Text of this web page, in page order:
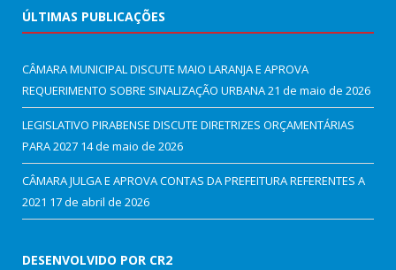
ÚLTIMAS PUBLICAÇÕES
CÂMARA MUNICIPAL DISCUTE MAIO LARANJA E APROVA
REQUERIMENTO SOBRE SINALIZAÇÃO URBANA21 de maio de 2026
LEGISLATIVO PIRABENSE DISCUTE DIRETRIZES ORÇAMENTÁRIAS
PARA 2027 14 de maio de 2026
CÂMARA JULGA E APROVA CONTAS DA PREFEITURA REFERENTES A
2021 17 de abril de 2026
DESENVOLVIDO POR CR2